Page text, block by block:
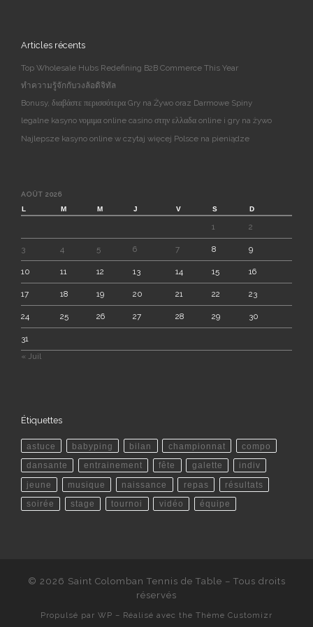
Articles récents
Top Wholesale Hubs Redefining B2B Commerce This Year
ทำความรู้จักกับวงล้อดิจิทัล
Bonusy, διαβάστε περισσότερα Gry na Żywo oraz Darmowe Spiny
legalne kasyno νομιμα online casino στην ελλαδα online i gry na żywo
Najlepsze kasyno online w czytaj więcej Polsce na pieniądze
AOÛT 2026
L
M M J V S D
1 2
3 4 5 6 7 8 9
10 11 12 13 14 15 16
17 18 19 20 21 22 23
24 25 26 27 28 29 30
31
« Juil
Étiquettes
astuce babyping bilan championnat compo
dansante entrainement fête galette indiv
jeune musique naissance repas résultats
soirée stage tournoi vidéo équipe
© 2026 Saint Colomban Tennis de Table – Tous droits
réservés
Propulsé par WP – Réalisé avec the Thème Customizr